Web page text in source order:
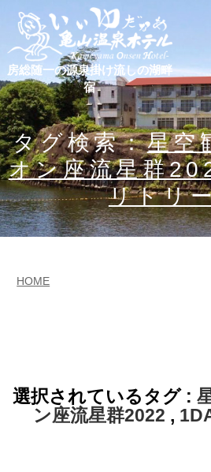
房総随一の源泉掛け流しの湖畔
宿
タグ検索：星空
オン座流星群
リトリ
HOME
選択されているタグ :
ン座流星群2022 ,